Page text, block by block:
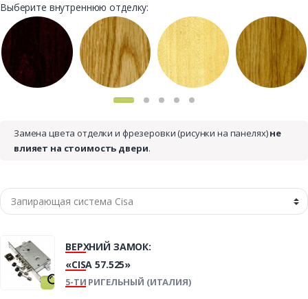
Выберите внутреннюю отделку:
Замена цвета отделки и фрезеровки (рисунки на панелях)не
влияет на стоимость двери.
ВЕРХНИЙ ЗАМОК:
«CISA 57.525»
5-ТИ РИГЕЛЬНЫЙ (ИТАЛИЯ)